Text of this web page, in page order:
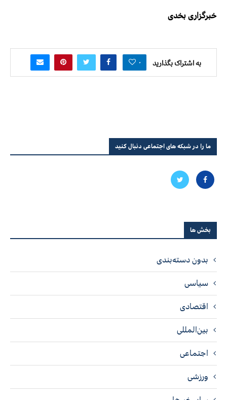
خبرگزاری بخدی
به اشتراک بگذارید ۰
ما را در شبکه های اجتماعی دنبال کنید
بخش ها
بدون دسته‌بندی
سیاسی
اقتصادی
بین‌المللی
اجتماعی
ورزشی